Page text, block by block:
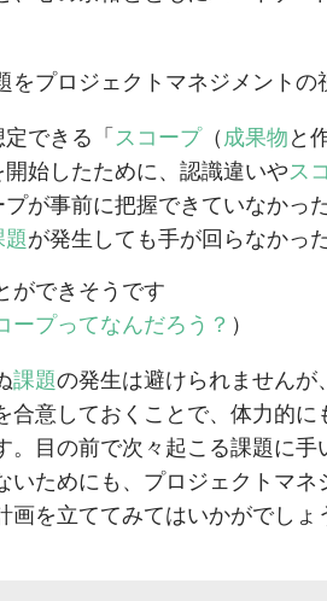
をプロジェクトマネジメントの
できる「スコープ（成果物と
開始したために、認識違いやス
が事前に把握できていなかっ
が発生しても手が回らなかっ
ができそうです
ープってなんだろう？ ）
課題の発生は避けられません
合意しておくことで、体力的
。目の前で次々起こる課題に
いためにも、プロジェクトマ
画を立ててみてはいかがでしょ